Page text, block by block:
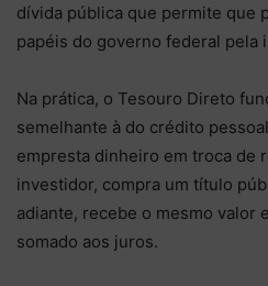
dívida pública que permite que
papéis do governo federal pela
Na prática, o Tesouro Direto
semelhante à do crédito
empresta dinheiro em troca de
investidor, compra um título
adiante, recebe o mesmo valor
somado aos juros.